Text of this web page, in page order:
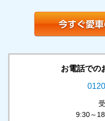
お電話での
9:30～